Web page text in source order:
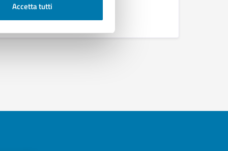
Accetta tutti